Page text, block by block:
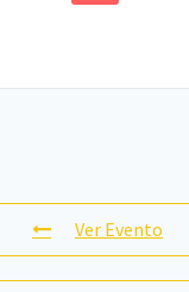
Ver Evento